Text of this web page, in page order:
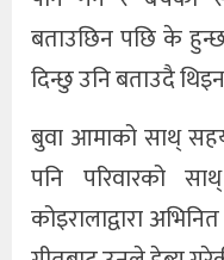
बताउछिन पछि के
दिन्छु उनि बताउदै
बुवा आमाको साथ्
पनि परिवारको
कोइरालाद्वारा